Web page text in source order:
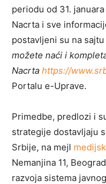
periodu od 31.
Nacrta i sve
postavljeni su na
možete naći i
Nacrta https://
Portalu e-Uprave.
Primedbe, predlozi i
strategije dostavljaju
Srbije, na mejl
Nemanjina 11,
razvoja sistema